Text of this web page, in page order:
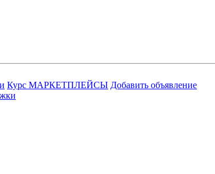
Курс МАРКЕТПЛЕЙСЫ Добавить объявление